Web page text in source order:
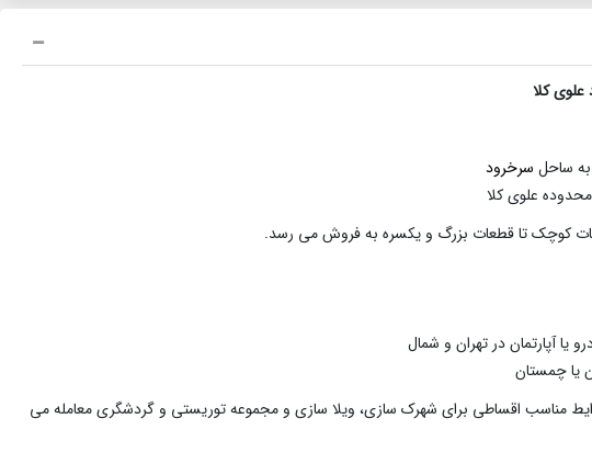
کلا
ساحل سرخرود
علوی کلا
آپارتمان در تهران و شمال
یا چمستان
مناسب اقساطی برای شهرک سازی، ویلا سازی و مجموعه توریستی و گردشگری معامله می